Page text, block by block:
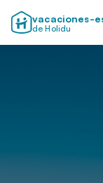
vacaciones-
de Holidu